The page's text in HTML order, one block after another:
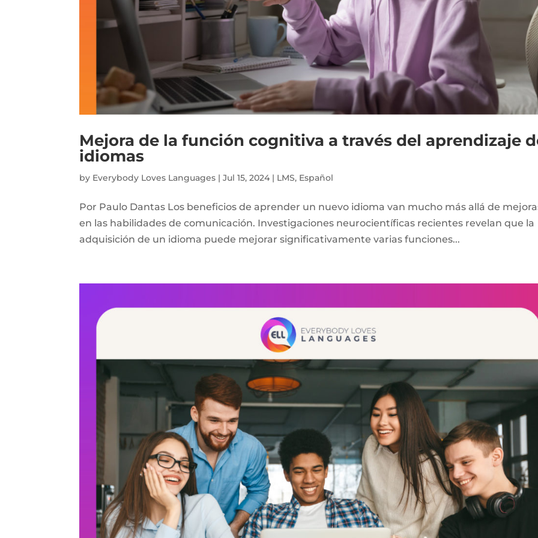
Mejora de la función cognitiva a través del aprendizaje
idiomas
by Everybody Loves Languages | Jul 15, 2024 | LMS, Español
Por Paulo Dantas Los beneficios de aprender un nuevo idioma van mucho más allá de
en las habilidades de comunicación. Investigaciones neurocientíficas recientes revelan que la
adquisición de un idioma puede mejorar significativamente varias funciones...